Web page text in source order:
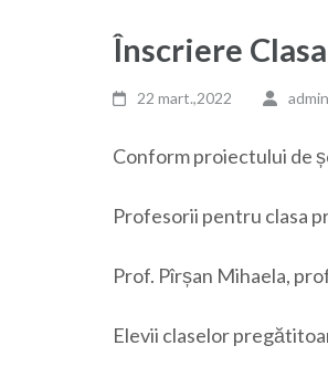
Înscriere
22 mart.,2022 admin
Conform proiectului de
Profesorii pentru clasa
Prof. Pîrșan Mihaela,
Elevii claselor